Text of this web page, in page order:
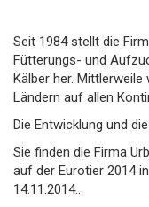
Seit 1984 stellt die
Fütterungs- und
Kälber her.
Ländern auf allen
Die Entwicklung und
Sie finden die Firma
auf der Eurotier 2014
14.11.2014..